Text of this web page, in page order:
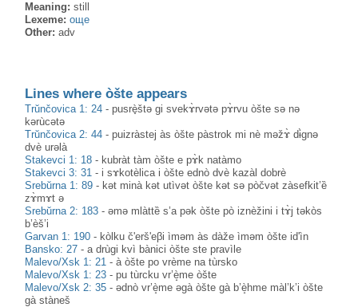
Meaning:still
Lexeme:още
Other:adv
Lines where òšte appears
Trŭnčovica 1: 24 -pusrè̟štə gi svekɤ̀rvətə pɤ̀rvu òšte sə nə
kərùcətə
Trŭnčovica 2: 44 -puizràstej às òšte pàstrok mi nè məžɤ̀ dɨ̀gnə
dvè urəlà
Stakevci 1: 18 - kubràt tàm òšte e pɤ̀k natàmo
Stakevci 3: 31 - i sɤkotèlica i òšte ednò dvè kazàl dobrè
Srebŭrna 1: 89 - kət minà kət utìvət òšte kət sə pòčvət zàsefkit’ȅ
zɤ̀mɤt ə
Srebŭrna 2: 183 -əmə mlàttȅ s’a pək òšte pò iznèžini i tɤ̀j təkòs
b’èš’i
Garvan 1: 190 - kòlku č'erš'eβi ìməm às dàže ìməm òšte id'ìn
Bansko: 27 -a drùgi kvì bànici òšte ste pravìle
Malevo/Xsk 1: 21 -à òšte po vrème na tùrsko
Malevo/Xsk 1: 23 -pu tùrcku vr’è̝me òšte
Malevo/Xsk 2: 35 -ədnò vr’è̝me əgà òšte gà b’è̝hme màl’k’i òšte
gà stàneš